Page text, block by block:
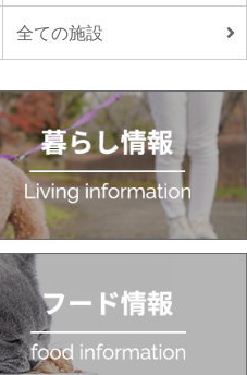
全ての施設